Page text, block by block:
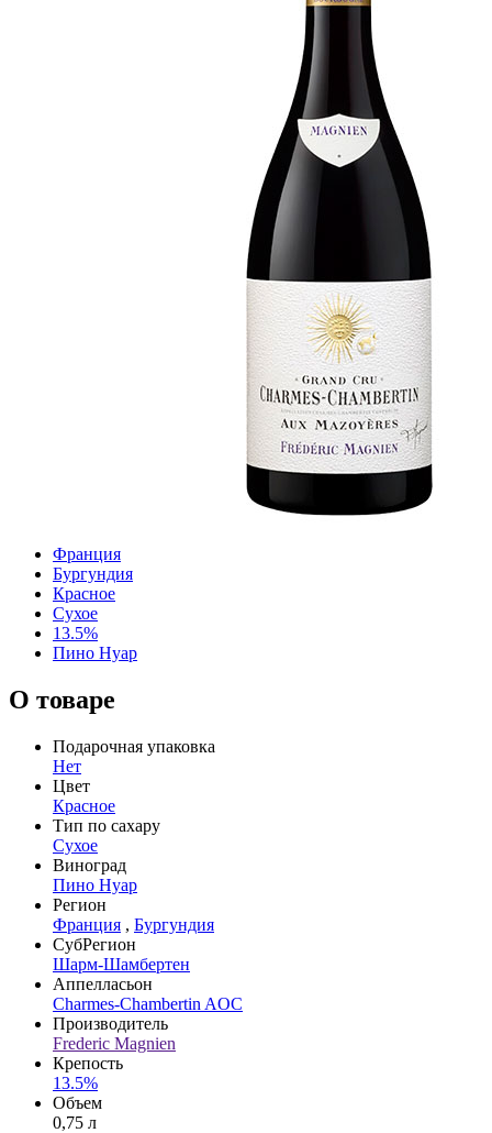
Франция
Бургундия
Красное
Сухое
13.5%
Пино Нуар
О товаре
Подарочная упаковка
Нет
Цвет
Красное
Тип по сахару
Сухое
Виноград
Пино Нуар
Регион
Франция , Бургундия
СубРегион
Шарм-Шамбертен
Аппелласьон
Charmes-Chambertin AOC
Производитель
Frederic Magnien
Крепость
13.5%
Объем
0,75 л